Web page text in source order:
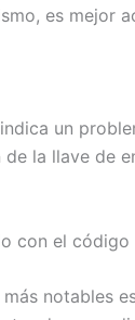
es mejor
un
la llave
con el